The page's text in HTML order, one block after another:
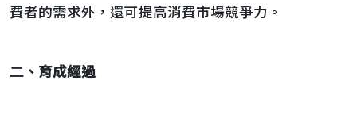
費者的需求外，還可提高消費市場競爭力。
二、育成經過